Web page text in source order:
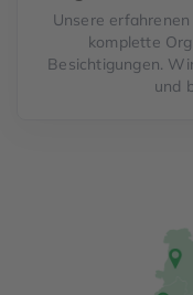
Unsere
komplette
Besichtigungen.
und